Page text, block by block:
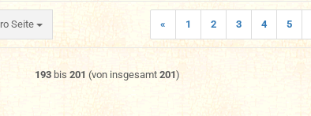
Seite « 1 2 3 4 5
193 bis 201 (von insgesamt 201)